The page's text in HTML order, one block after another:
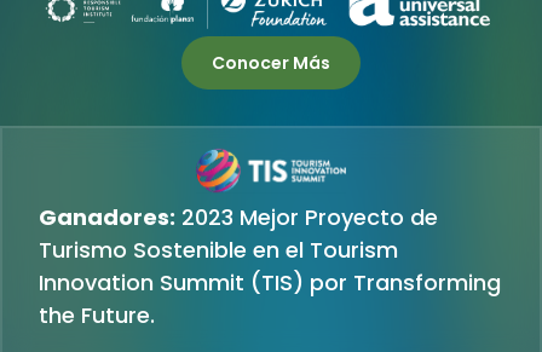
Conocer Más
Ganadores: 2023 Mejor Proyecto de
Turismo Sostenible en el Tourism
Innovation Summit (TIS) por Transforming
the Future.